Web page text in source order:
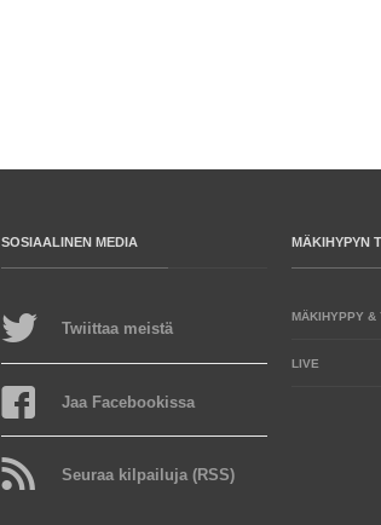
SOSIAALINEN MEDIA
Twiittaa meistä
Jaa Facebookissa
Seuraa kilpailuja (RSS)
MÄKIHYPYN
MÄKIHYPPY &
LIVE